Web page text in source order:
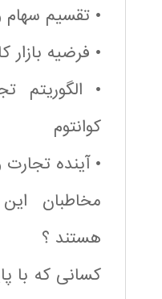
• تقسیم
• فرضیه بازار
• الگوریتم
کوانتوم
• آینده تجارت
مخاطبان
هستند ؟
کسانی که با